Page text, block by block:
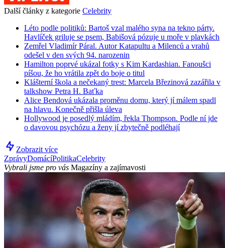
Další články z kategorie Celebrity
Léto podle politiků: Bartoš vzal malého syna na tekno párty.
Havlíček griluje se psem, Babišová pózuje u moře v plavkách
Zemřel Vladimír Páral. Autor Katapultu a Milenců a vrahů
odešel v den svých 94. narozenin
Hamilton poprvé ukázal fotky s Kim Kardashian. Fanoušci
píšou, že ho vrátila zpět do boje o titul
Klášterní škola a nečekaný trest: Marcela Březinová zazářila v
talkshow Petra H. Baťka
Alice Bendová ukázala proměnu domu, který jí málem spadl
na hlavu. Konečně přišla úleva
Hollywood je posedlý mládím, řekla Thompson. Podle ní jde
o davovou psychózu a ženy jí zbytečně podléhají
Zobrazit více
ZprávyDomácíPolitikaCelebrity
Vybrali jsme pro vás Magazíny a zajímavosti